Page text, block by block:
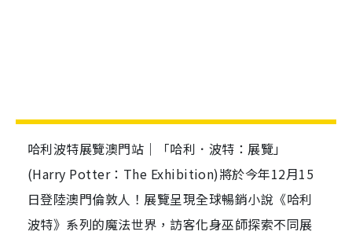
哈利波特展覽澳門站｜「哈利．波特：展覽」
(Harry Potter：The Exhibition)將於今年12月15
日登陸澳門倫敦人！展覽呈現全球暢銷小說《哈利
波特》系列的魔法世界，訪客化身巫師探索不同展